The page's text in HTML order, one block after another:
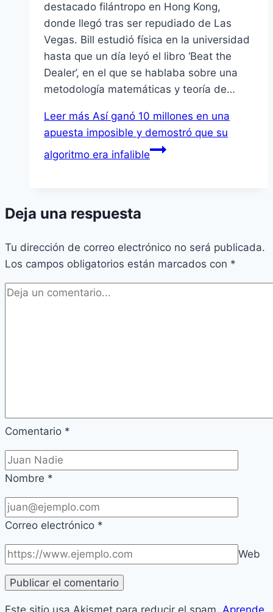
destacado filántropo en Hong Kong,
donde llegó tras ser repudiado de Las
Vegas. Bill estudió física en la universidad
hasta que un día leyó el libro ‘Beat the
Dealer’, en el que se hablaba sobre una
metodología matemáticas y teoría de…
Leer más Así ganó 10 millones en una
apuesta imposible y demostró que su
algoritmo era infalible
Deja una respuesta
Tu dirección de correo electrónico no será publicada.
Los campos obligatorios están marcados con *
Comentario *
Nombre *
Correo electrónico *
Web